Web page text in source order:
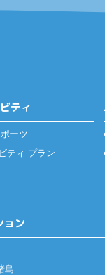
ティ
ーツ
ティ プラン
ョン
島